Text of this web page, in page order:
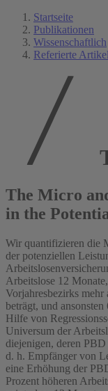
Startseite
Publikationen
Wissenschaftlich
Referierte Artikel
The Micro
in the
Wir quantifizieren die
der potenziellen
Arbeitslose 12
Vorjahresbezirks
beträgt, und
Hilfe von
Universum der
diejenigen, deren
d. h. Empfänger von
eine Erhöhung der
Prozent höheren